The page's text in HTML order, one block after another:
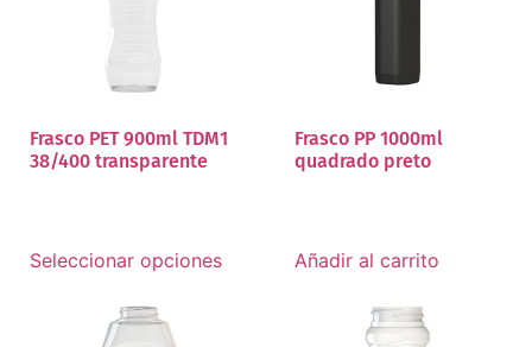
Frasco PET 900ml TDM1
38/400 transparente
Seleccionar opciones
Frasco PP 1000ml
quadrado preto
Añadir al carrito